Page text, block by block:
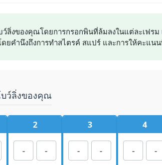
ลิ่งของคุณโดยการกรอกพินที่ล้มลงในแต่ละเฟร
ยคำนึงถึงการทำสไตรค์ สแปร์ และการให้คะแน
ว์ลิ่งของคุณ
2 3 4